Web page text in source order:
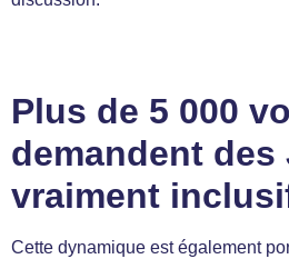
Plus de 5 000
demandent des
vraiment
Cette dynamique est également